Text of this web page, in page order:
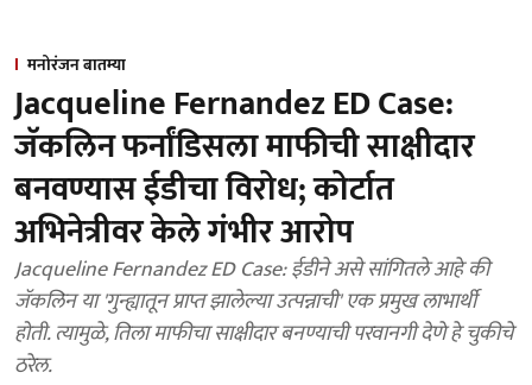
मनोरंजन बातम्या
Jacqueline Fernandez ED Case:
जॅकलिन फर्नांडिसला माफीची साक्षीदार
बनवण्यास ईडीचा विरोध; कोर्टात
अभिनेत्रीवर केले गंभीर आरोप
Jacqueline Fernandez ED Case: ईडीने असे सांगितले आहे की
जॅकलिन या 'गुन्ह्यातून प्राप्त झालेल्या उत्पन्नाची' एक प्रमुख लाभार्थी
होती. त्यामुळे, तिला माफीचा साक्षीदार बनण्याची परवानगी देणे हे चुकीचे
ठरेल.